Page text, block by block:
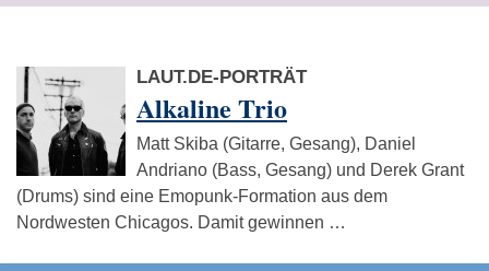
LAUT.DE-PORTRÄT
Alkaline Trio
Matt Skiba (Gitarre, Gesang), Daniel
Andriano (Bass, Gesang) und Derek Grant
(Drums) sind eine Emopunk-Formation aus dem
Nordwesten Chicagos. Damit gewinnen …